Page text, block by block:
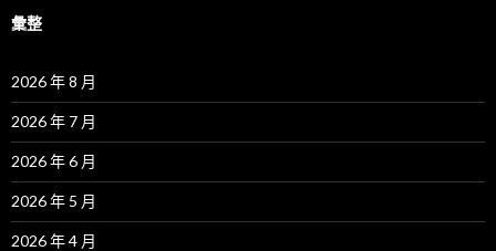
彙整
2026 年 8 月
2026 年 7 月
2026 年 6 月
2026 年 5 月
2026 年 4 月